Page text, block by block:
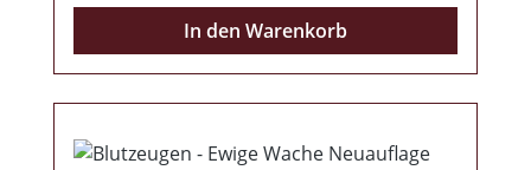
In den Warenkorb